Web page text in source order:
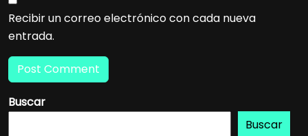
Recibir un correo electrónico con cada nueva
entrada.
Buscar
Buscar